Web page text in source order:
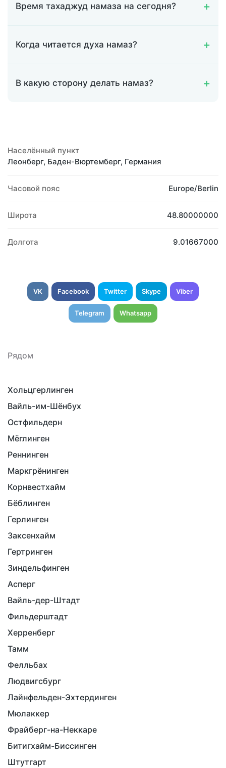
Время тахаджуд намаза на сегодня?
Когда читается духа намаз?
В какую сторону делать намаз?
Населённый пункт
Леонберг, Баден-Вюртемберг, Германия
Часовой пояс Europe/Berlin
Широта 48.80000000
Долгота 9.01667000
VK Facebook Twitter Skype Viber
Telegram Whatsapp
Рядом
Хольцгерлинген
Вайль-им-Шёнбух
Остфильдерн
Мёглинген
Реннинген
Маркгрёнинген
Корнвестхайм
Бёблинген
Герлинген
Заксенхайм
Гертринген
Зиндельфинген
Асперг
Вайль-дер-Штадт
Фильдерштадт
Херренберг
Тамм
Фелльбах
Людвигсбург
Лайнфельден-Эхтердинген
Мюлаккер
Фрайберг-на-Неккаре
Битигхайм-Биссинген
Штутгарт